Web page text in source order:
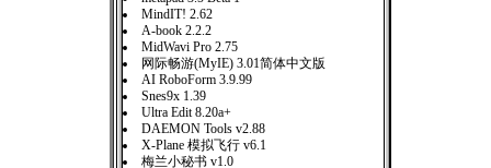
MindIT! 2.62
A-book 2.2.2
MidWavi Pro 2.75
网际畅游(MyIE) 3.01简体中文版
AI RoboForm 3.9.99
Snes9x 1.39
Ultra Edit 8.20a+
DAEMON Tools v2.88
X-Plane 模拟飞行 v6.1
梅兰小秘书 v1.0